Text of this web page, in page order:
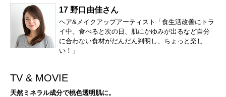
17 野口由佳さん
ヘア&メイクアップアーティスト「食生活改善にトラ
イ中。食べると次の日、肌にかゆみが出るなど自分
に合わない食材がだんだん判明し、ちょっと楽し
い！」
TV & MOVIE
天然ミネラル成分で桃色透明肌に。